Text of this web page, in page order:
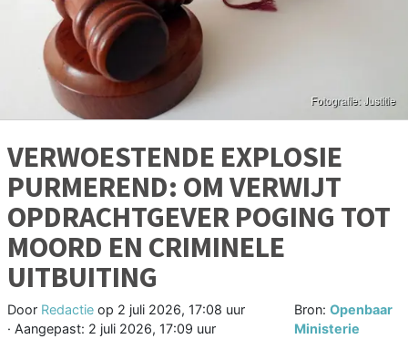
VERWOESTENDE EXPLOSIE
PURMEREND: OM VERWIJT
OPDRACHTGEVER POGING TOT
MOORD EN CRIMINELE
UITBUITING
Door Redactie op 2 juli 2026, 17:08 uur
· Aangepast: 2 juli 2026, 17:09 uur
Bron:Openbaar
Ministerie